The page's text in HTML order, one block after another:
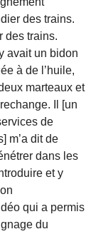
des trains.
des trains.
avait un bidon
à de l’huile,
marteaux et
Il [un
de
m’a dit de
dans les
et y
qui a permis
du